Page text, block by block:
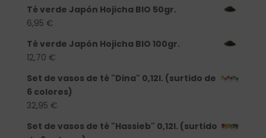
Té verde Japón Hojicha BIO 50gr.
6,95 €
Té verde Japón Hojicha BIO 100gr.
12,70 €
Set de vasos de té "Dina" 0,12l. (surtido de
6 colores)
32,95 €
Set de vasos de té "Hassieb" 0,12l. (surtido